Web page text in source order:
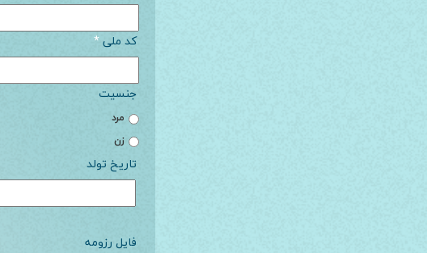
کد ملی*
جنسيت
مرد
زن
تاريخ تولد
فایل رزومه